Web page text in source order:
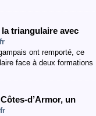
la triangulaire avec
ont remporté, ce
face à deux formations
d’Armor, un